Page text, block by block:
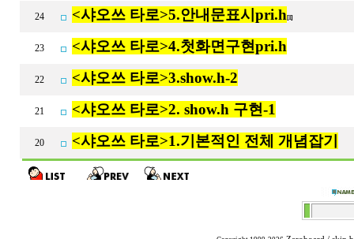
24 <샤오쓰 타로>5.안내문표시pri.h[1]
23 <샤오쓰 타로>4.첫화면구현pri.h
22 <샤오쓰 타로>3.show.h-2
21 <샤오쓰 타로>2. show.h 구현-1
20 <샤오쓰 타로>1.기본적인 전체 개념잡기